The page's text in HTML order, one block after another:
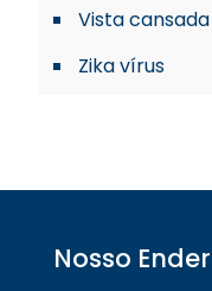
Vista cansada
Zika vírus
Nosso